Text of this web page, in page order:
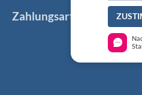
Zahlungsarten